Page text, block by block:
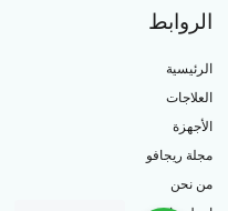
الروابط
الرئيسية
العلاجات
الأجهزة
مجلة ريجافو
من نحن